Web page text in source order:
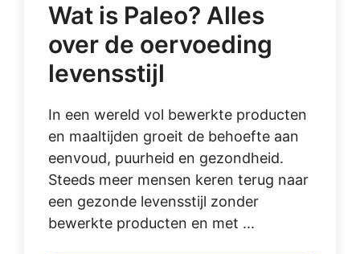
Wat is Paleo? Alles
over de oervoeding
levensstijl
In een wereld vol bewerkte producten
en maaltijden groeit de behoefte aan
eenvoud, puurheid en gezondheid.
Steeds meer mensen keren terug naar
een gezonde levensstijl zonder
bewerkte producten en met ...